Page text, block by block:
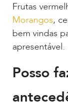
Frutas
Morangos,
bem vindas
apresentável.
Posso